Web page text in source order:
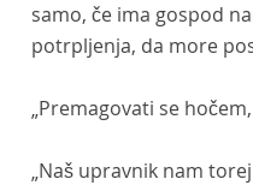
samo, če ima gospod
potrpljenja, da more
„Premagovati se
„Naš upravnik nam